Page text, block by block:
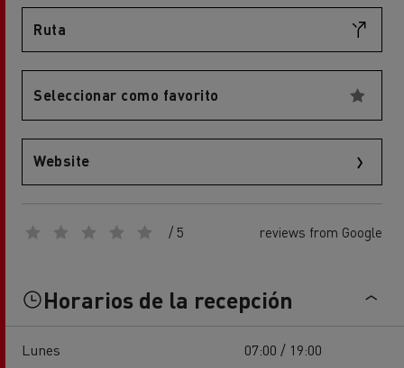
Ruta
Seleccionar como favorito
Website
/ 5 reviews from Google
Horarios de la recepción
Lunes
07:00 / 19:00